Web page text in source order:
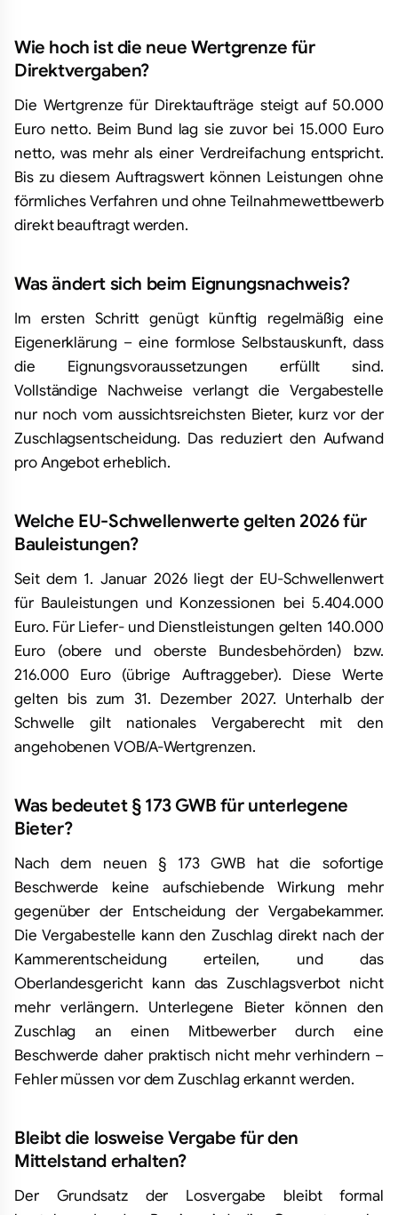
Wie hoch ist die neue Wertgrenze für
Direktvergaben?
Die Wertgrenze für Direktaufträge steigt auf 50.000
Euro netto. Beim Bund lag sie zuvor bei 15.000 Euro
netto, was mehr als einer Verdreifachung entspricht.
Bis zu diesem Auftragswert können Leistungen ohne
förmliches Verfahren und ohne Teilnahmewettbewerb
direkt beauftragt werden.
Was ändert sich beim Eignungsnachweis?
Im ersten Schritt genügt künftig regelmäßig eine
Eigenerklärung – eine formlose Selbstauskunft, dass
die Eignungsvoraussetzungen erfüllt sind.
Vollständige Nachweise verlangt die Vergabestelle
nur noch vom aussichtsreichsten Bieter, kurz vor der
Zuschlagsentscheidung. Das reduziert den Aufwand
pro Angebot erheblich.
Welche EU-Schwellenwerte gelten 2026 für
Bauleistungen?
Seit dem 1. Januar 2026 liegt der EU-Schwellenwert
für Bauleistungen und Konzessionen bei 5.404.000
Euro. Für Liefer- und Dienstleistungen gelten 140.000
Euro (obere und oberste Bundesbehörden) bzw.
216.000 Euro (übrige Auftraggeber). Diese Werte
gelten bis zum 31. Dezember 2027. Unterhalb der
Schwelle gilt nationales Vergaberecht mit den
angehobenen VOB/A-Wertgrenzen.
Was bedeutet § 173 GWB für unterlegene
Bieter?
Nach dem neuen § 173 GWB hat die sofortige
Beschwerde keine aufschiebende Wirkung mehr
gegenüber der Entscheidung der Vergabekammer.
Die Vergabestelle kann den Zuschlag direkt nach der
Kammerentscheidung erteilen, und das
Oberlandesgericht kann das Zuschlagsverbot nicht
mehr verlängern. Unterlegene Bieter können den
Zuschlag an einen Mitbewerber durch eine
Beschwerde daher praktisch nicht mehr verhindern –
Fehler müssen vor dem Zuschlag erkannt werden.
Bleibt die losweise Vergabe für den
Mittelstand erhalten?
Der Grundsatz der Losvergabe bleibt formal